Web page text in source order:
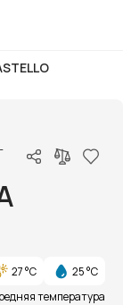
27 °C
25 °C
температура